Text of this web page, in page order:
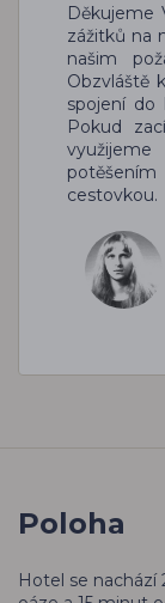
Děkujeme
zážitků na
našim
Obzvláště
spojení do
Pokud
cestovkou.
Poloha
Hotel se nachází